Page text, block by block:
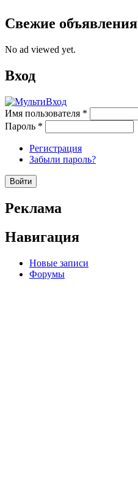
Свежие объявления
No ad viewed yet.
Вход
Имя пользователя *
Пароль *
Регистрация
Забыли пароль?
Реклама
Навигация
Новые записи
Форумы